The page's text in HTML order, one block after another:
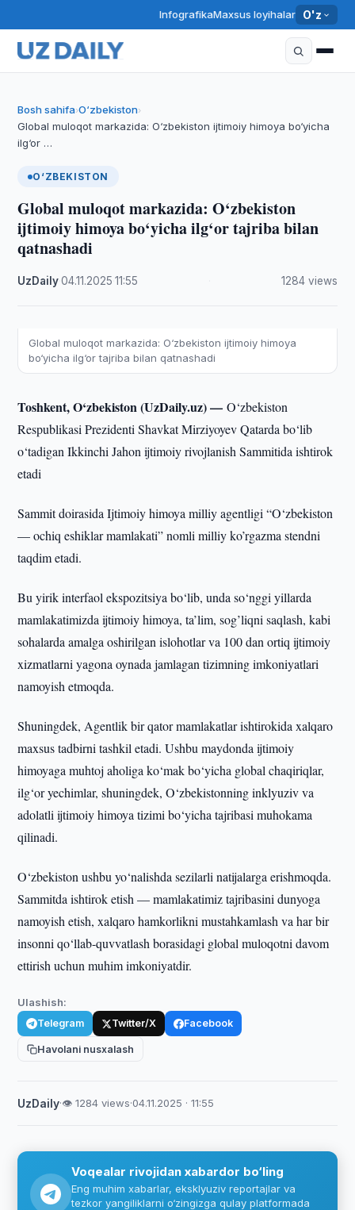
InfografikaMaxsus loyihalar O'z
Bosh sahifa›O‘zbekiston›
Global muloqot markazida: O‘zbekiston ijtimoiy himoya bo‘yicha
ilg‘or …
O‘ZBEKISTON
Global muloqot markazida: O‘zbekiston
ijtimoiy himoya bo‘yicha ilg‘or tajriba bilan
qatnashadi
UzDaily·04.11.2025 ·11:55 1284 views
Global muloqot markazida: O‘zbekiston ijtimoiy himoya
bo‘yicha ilg‘or tajriba bilan qatnashadi
Toshkent, O‘zbekiston (UzDaily.uz) —O‘zbekiston
Respublikasi Prezidenti Shavkat Mirziyoyev Qatarda bo‘lib
o‘tadigan Ikkinchi Jahon ijtimoiy rivojlanish Sammitida ishtirok
etadi
Sammit doirasida Ijtimoiy himoya milliy agentligi “O‘zbekiston
— ochiq eshiklar mamlakati” nomli milliy ko’rgazma stendni
taqdim etadi.
Bu yirik interfaol ekspozitsiya bo‘lib, unda so‘nggi yillarda
mamlakatimizda ijtimoiy himoya, ta’lim, sog’liqni saqlash, kabi
sohalarda amalga oshirilgan islohotlar va 100 dan ortiq ijtimoiy
xizmatlarni yagona oynada jamlagan tizimning imkoniyatlari
namoyish etmoqda.
Shuningdek, Agentlik bir qator mamlakatlar ishtirokida xalqaro
maxsus tadbirni tashkil etadi. Ushbu maydonda ijtimoiy
himoyaga muhtoj aholiga ko‘mak bo‘yicha global chaqiriqlar,
ilg‘or yechimlar, shuningdek, O‘zbekistonning inklyuziv va
adolatli ijtimoiy himoya tizimi bo‘yicha tajribasi muhokama
qilinadi.
O‘zbekiston ushbu yo‘nalishda sezilarli natijalarga erishmoqda.
Sammitda ishtirok etish — mamlakatimiz tajribasini dunyoga
namoyish etish, xalqaro hamkorlikni mustahkamlash va har bir
insonni qo‘llab-quvvatlash borasidagi global muloqotni davom
ettirish uchun muhim imkoniyatdir.
Ulashish:
Telegram Twitter/X Facebook
Havolani nusxalash
UzDaily·👁 1284 views·04.11.2025 · 11:55
Voqealar rivojidan xabardor bo‘ling
Eng muhim xabarlar, eksklyuziv reportajlar va
tezkor yangiliklarni o‘zingizga qulay platformada